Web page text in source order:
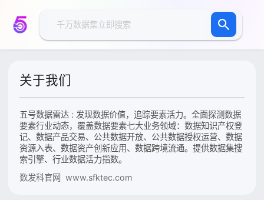
关于我们
五号数据雷达 : 发现数据价值，追踪要素活力。全面探测数据
要素行业动态，覆盖数据要素七大业务领域：数据知识产权登
记、数据产品交易、公共数据开放、公共数据授权运营、数据
资源入表、数据资产创新应用、数据跨境流通。提供数据集搜
索引擎、行业数据活力指数。
数发科官网 www.sfktec.com